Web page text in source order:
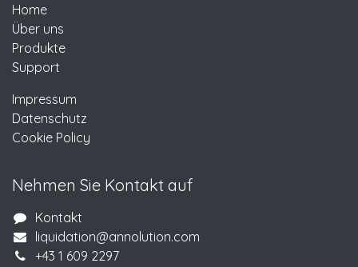
Home
Über uns
Produkte
Support
Impressum
Datenschutz
Cookie Policy
Nehmen Sie Kontakt auf
Kontakt
liquidation@annolution.com
+43 1 609 2297